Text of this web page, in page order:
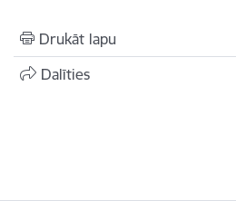
Drukāt lapu
Dalīties